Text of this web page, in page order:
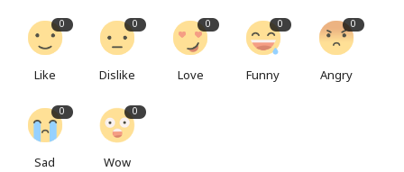
0
Like
0
Dislike
0
Love
0
Funny
0
Angry
0
Sad
0
Wow